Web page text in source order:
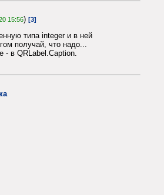
15:56) [3]
типа integer и в ней
получай, что надо...
- в QRLabel.Caption.